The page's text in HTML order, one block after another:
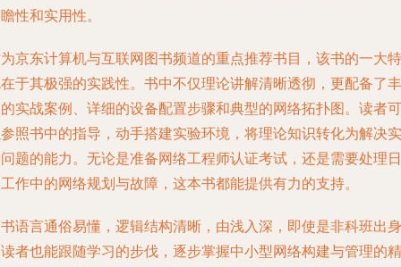
性和实用性。
京东计算机与互联网图书频道的重点推荐书目，该书的一大特
于其极强的实践性。书中不仅理论讲解清晰透彻，更配备了丰
实战案例、详细的设备配置步骤和典型的网络拓扑图。读者可
照书中的指导，动手搭建实验环境，将理论知识转化为解决实
题的能力。无论是准备网络工程师认证考试，还是需要处理日
作中的网络规划与故障，这本书都能提供有力的支持。
语言通俗易懂，逻辑结构清晰，由浅入深，即使是非科班出身
者也能跟随学习的步伐，逐步掌握中小型网络构建与管理的精